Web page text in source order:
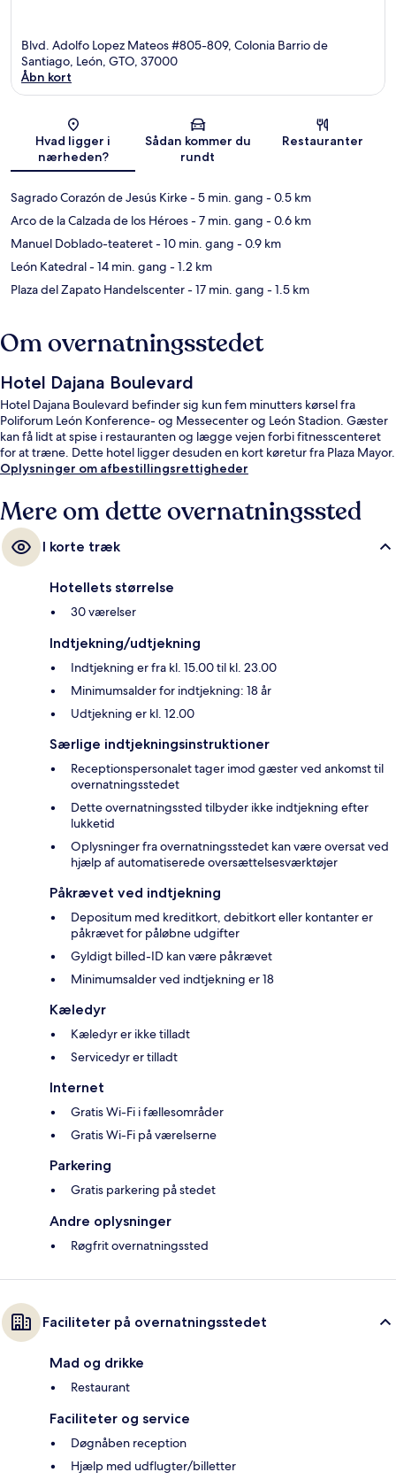
Blvd. Adolfo Lopez Mateos #805-809, Colonia Barrio de
Santiago, León, GTO, 37000
Åbn kort
Hvad ligger i
nærheden?
Sådan kommer du
rundt
Restauranter
Sagrado Corazón de Jesús Kirke- 5 min. gang - 0.5 km
Arco de la Calzada de los Héroes- 7 min. gang - 0.6 km
Manuel Doblado-teateret- 10 min. gang - 0.9 km
León Katedral- 14 min. gang - 1.2 km
Plaza del Zapato Handelscenter- 17 min. gang - 1.5 km
Om overnatningsstedet
Hotel Dajana Boulevard
Hotel Dajana Boulevard befinder sig kun fem minutters kørsel fra
Poliforum León Konference- og Messecenter og León Stadion. Gæster
kan få lidt at spise i restauranten og lægge vejen forbi fitnesscenteret
for at træne. Dette hotel ligger desuden en kort køretur fra Plaza Mayor.
Oplysninger om afbestillingsrettigheder
Mere om dette overnatningssted
I korte træk
Hotellets størrelse
30 værelser
Indtjekning/udtjekning
Indtjekning er fra kl. 15.00 til kl. 23.00
Minimumsalder for indtjekning: 18 år
Udtjekning er kl. 12.00
Særlige indtjekningsinstruktioner
Receptionspersonalet tager imod gæster ved ankomst til
overnatningsstedet
Dette overnatningssted tilbyder ikke indtjekning efter
lukketid
Oplysninger fra overnatningsstedet kan være oversat ved
hjælp af automatiserede oversættelsesværktøjer
Påkrævet ved indtjekning
Depositum med kreditkort, debitkort eller kontanter er
påkrævet for påløbne udgifter
Gyldigt billed-ID kan være påkrævet
Minimumsalder ved indtjekning er 18
Kæledyr
Kæledyr er ikke tilladt
Servicedyr er tilladt
Internet
Gratis Wi-Fi i fællesområder
Gratis Wi-Fi på værelserne
Parkering
Gratis parkering på stedet
Andre oplysninger
Røgfrit overnatningssted
Faciliteter på overnatningsstedet
Mad og drikke
Restaurant
Faciliteter og service
Døgnåben reception
Hjælp med udflugter/billetter